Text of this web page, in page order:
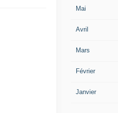
Mai
Avril
Mars
Février
Janvier